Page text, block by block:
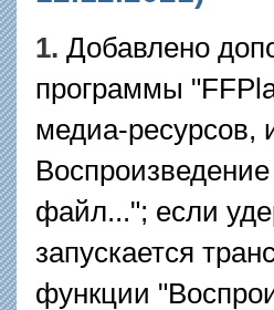
1. Добавлено
программы
медиа-ресурсов,
файл..."; если
запускается
функции